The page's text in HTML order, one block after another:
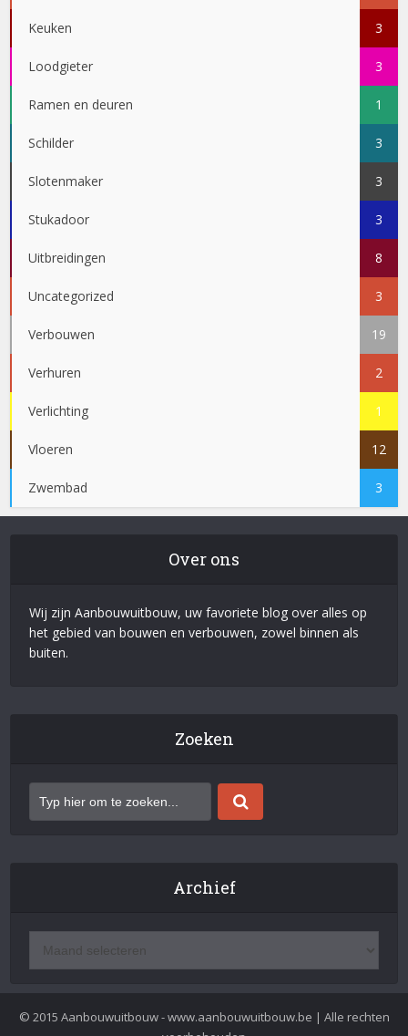
Keuken 3
Loodgieter 3
Ramen en deuren 1
Schilder 3
Slotenmaker 3
Stukadoor 3
Uitbreidingen 8
Uncategorized 3
Verbouwen 19
Verhuren 2
Verlichting 1
Vloeren 12
Zwembad 3
Over ons
Wij zijn Aanbouwuitbouw, uw favoriete blog over alles op
het gebied van bouwen en verbouwen, zowel binnen als
buiten.
Zoeken
Archief
© 2015 Aanbouwuitbouw - www.aanbouwuitbouw.be | Alle rechten